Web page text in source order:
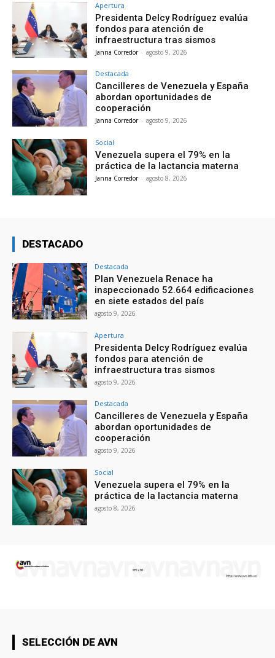
Apertura
Presidenta Delcy Rodríguez evalúa
fondos para atención de
infraestructura tras sismos
Janna Corredor - agosto 9, 2026
Destacada
Cancilleres de Venezuela y España
abordan oportunidades de
cooperación
Janna Corredor - agosto 9, 2026
Social
Venezuela supera el 79% en la
práctica de la lactancia materna
Janna Corredor - agosto 8, 2026
DESTACADO
Destacada
Plan Venezuela Renace ha
inspeccionado 52.664 edificaciones
en siete estados del país
agosto 9, 2026
Apertura
Presidenta Delcy Rodríguez evalúa
fondos para atención de
infraestructura tras sismos
agosto 9, 2026
Destacada
Cancilleres de Venezuela y España
abordan oportunidades de
cooperación
agosto 9, 2026
Social
Venezuela supera el 79% en la
práctica de la lactancia materna
agosto 8, 2026
SELECCIÓN DE AVN